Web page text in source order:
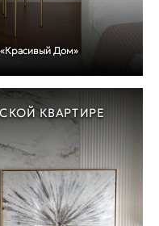
«Красивый Дом»
КВАРТИРЕ